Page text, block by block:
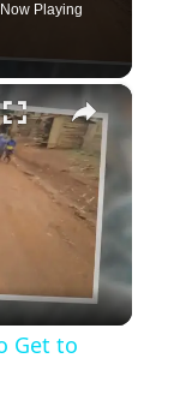
Now Playing
×
Get to